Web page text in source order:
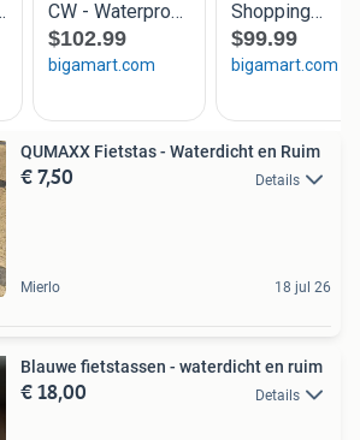
QUMAXX Fietstas - Waterdicht en Ruim
€ 7,50 Details
Mierlo 18 jul 26
Blauwe fietstassen - waterdicht en ruim
€ 18,00 Details